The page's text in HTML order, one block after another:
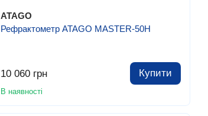
ATAGO
Рефрактометр ATAGO MASTER-50H
10 060 грн Купити
В наявності